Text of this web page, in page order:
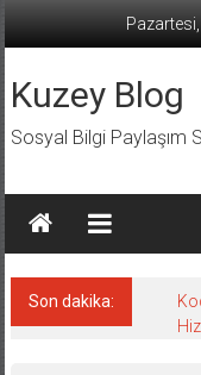
Kuzey Blog
Sosyal Bilgi Paylaşım
Son dakika: